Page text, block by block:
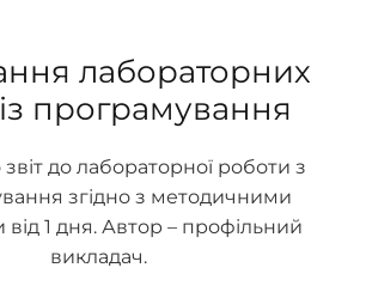
лабораторних
програмування
до лабораторної роботи з
згідно з методичними
від 1 дня. Автор – профільний
викладач.